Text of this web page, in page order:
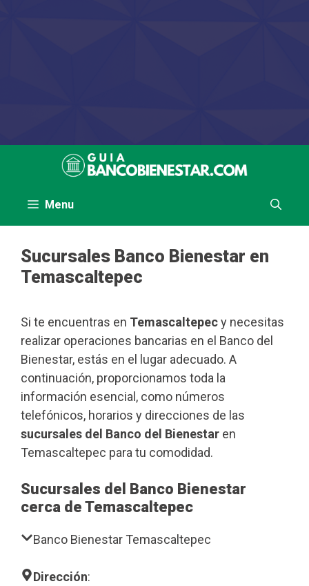
Menu
Sucursales Banco Bienestar en
Temascaltepec
Si te encuentras en Temascaltepecy necesitas
realizar operaciones bancarias en el Banco del
Bienestar, estás en el lugar adecuado. A
continuación, proporcionamos toda la
información esencial, como números
telefónicos, horarios y direcciones de las
sucursales del Banco del Bienestar en
Temascaltepec para tu comodidad.
Sucursales del Banco Bienestar
cerca de Temascaltepec
Banco Bienestar Temascaltepec
Dirección: